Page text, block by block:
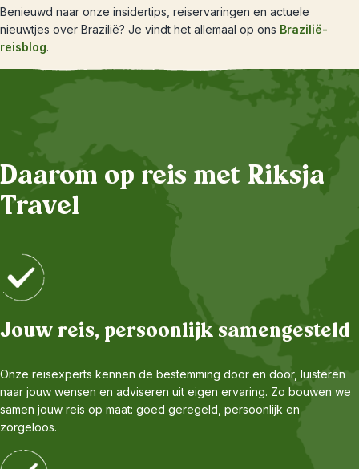
Benieuwd naar onze insidertips, reiservaringen en actuele
nieuwtjes over Brazilië? Je vindt het allemaal op ons Brazilië-
reisblog.
Daarom op reis met Riksja
Travel
Jouw reis, persoonlijk samengesteld
Onze reisexperts kennen de bestemming door en door, luisteren
naar jouw wensen en adviseren uit eigen ervaring. Zo bouwen we
samen jouw reis op maat: goed geregeld, persoonlijk en
zorgeloos.